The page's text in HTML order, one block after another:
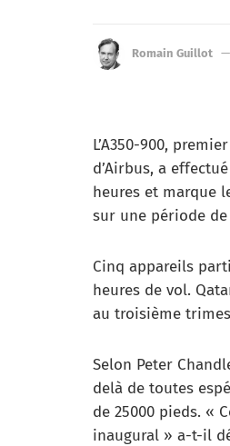
Romain Guillot
L’A350-900,
d’Airbus, a
heures et marque
sur une période de
Cinq appareils
heures de vol.
au troisième
Selon Peter
delà de toutes
de 25000 pieds. «
inaugural » a-t-il